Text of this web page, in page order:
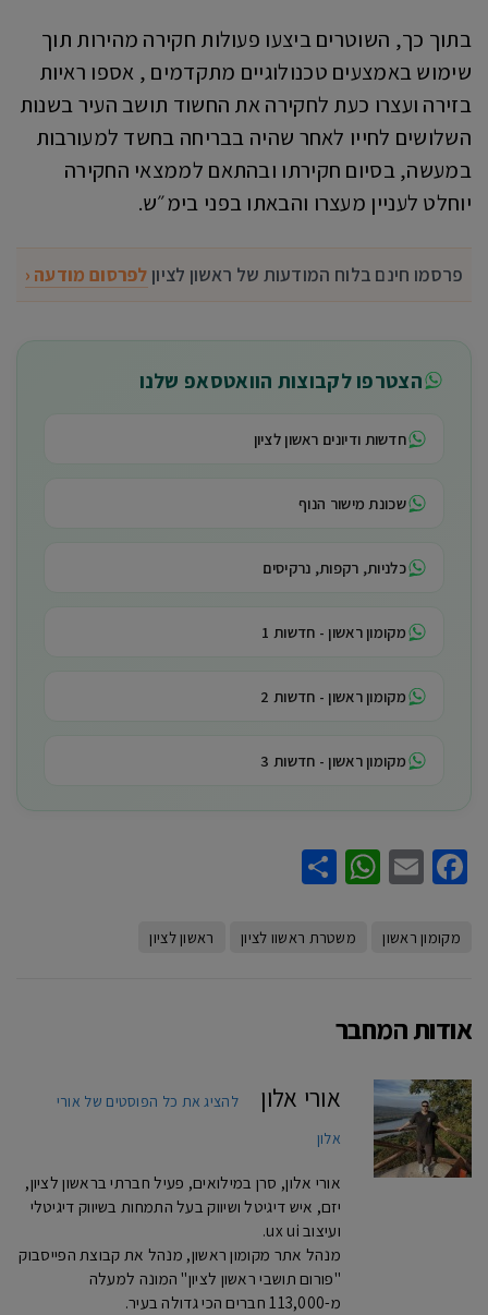
בתוך כך, השוטרים ביצעו פעולות חקירה מהירות תוך
שימוש באמצעים טכנולוגיים מתקדמים , אספו ראיות
בזירה ועצרו כעת לחקירה את החשוד תושב העיר בשנות
השלושים לחייו לאחר שהיה בבריחה בחשד למעורבות
במעשה, בסיום חקירתו ובהתאם לממצאי החקירה
יוחלט לעניין מעצרו והבאתו בפני בימ״ש.
פרסמו חינם בלוח המודעות של ראשון לציון לפרסום מודעה ‹
הצטרפו לקבוצות הוואטסאפ שלנו
חדשות ודיונים ראשון לציון
שכונת מישור הנוף
כלניות, רקפות, נרקיסים
מקומון ראשון - חדשות 1
מקומון ראשון - חדשות 2
מקומון ראשון - חדשות 3
Facebook
Email
WhatsApp
מקומון ראשון משטרת ראשוו לציון ראשון לציון
אודות המחבר
אורי אלון
להציג את כל הפוסטים של אורי
אלון
אורי אלון, סרן במילואים, פעיל חברתי בראשון לציון,
יזם, איש דיגיטל ושיווק בעל התמחות בשיווק דיגיטלי
ועיצוב ux ui.
מנהל אתר מקומון ראשון, מנהל את קבוצת הפייסבוק
"פורום תושבי ראשון לציון" המונה למעלה
מ-113,000 חברים הכי גדולה בעיר.